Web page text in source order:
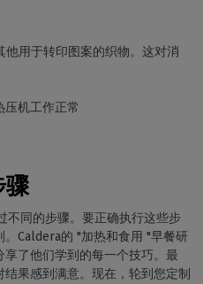
用于转印图案的织物。这对消
压机工作正常
骤
不同的步骤。要正确执行这些步
Caldera的 "加热和食用 "早餐研
了他们学到的每一个技巧。最
果感到满意。现在，轮到您定制